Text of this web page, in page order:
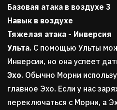
Базовая атака в воздухе 3
Навык в воздухе
Тяжелая атака - Инверсия
Ульта. С помощью Ульты
Инверсии, но она успеет
Эхо. Обычно Морни
главное Эхо. Если у нас
переключаться с Морни, а